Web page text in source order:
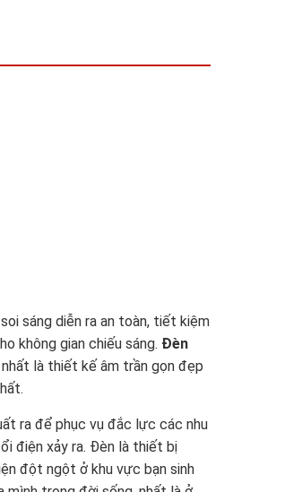
sáng diễn ra an toàn, tiết kiệm
không gian chiếu sáng. Đèn
là thiết kế âm trần gọn đẹp
ra để phục vụ đắc lực các nhu
điện xảy ra. Đèn là thiết bị
đột ngột ở khu vực bạn sinh